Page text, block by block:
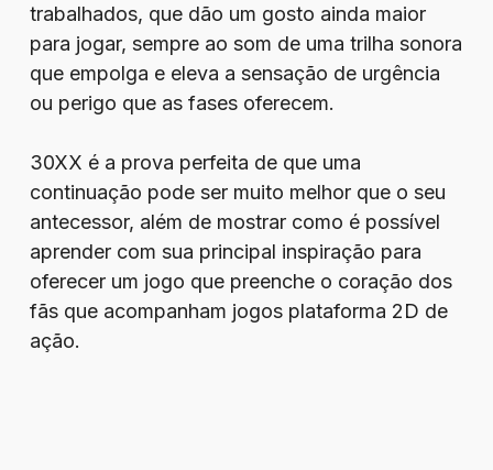
trabalhados, que dão um gosto ainda maior
para jogar, sempre ao som de uma trilha sonora
que empolga e eleva a sensação de urgência
ou perigo que as fases oferecem.
30XX é a prova perfeita de que uma
continuação pode ser muito melhor que o seu
antecessor, além de mostrar como é possível
aprender com sua principal inspiração para
oferecer um jogo que preenche o coração dos
fãs que acompanham jogos plataforma 2D de
ação.